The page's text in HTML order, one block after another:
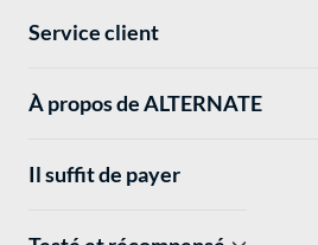
Service client
À propos de ALTERNATE
Il suffit de payer